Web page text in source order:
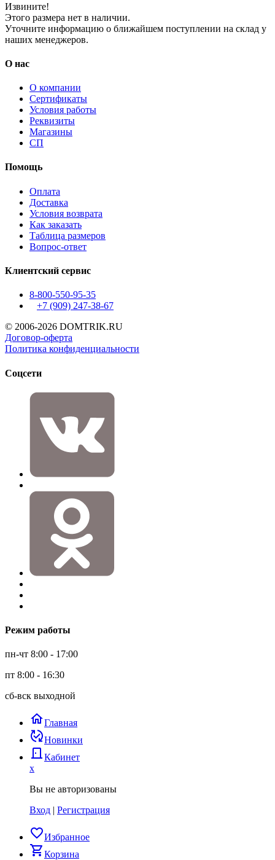
Извините!
Этого размера нет в наличии.
Уточните информацию о ближайшем поступлении на склад у
наших менеджеров.
О нас
О компании
Сертификаты
Условия работы
Реквизиты
Магазины
СП
Помощь
Оплата
Доставка
Условия возврата
Как заказать
Таблица размеров
Вопрос-ответ
Клиентский сервис
8-800-550-95-35
+7 (909) 247-38-67
© 2006-2026 DOMTRIK.RU
Договор-оферта
Политика конфиденциальности
Соцсети
Режим работы
пн-чт 8:00 - 17:00
пт 8:00 - 16:30
сб-вск выходной
homeГлавная
published_with_changesНовинки
door_back Кабинет
x
Вы не авторизованы
Вход | Регистрация
favorite_borderИзбранное
shopping_cartКорзина